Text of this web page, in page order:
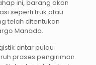
ini, barang akan
seperti truk atau
telah ditentukan
Manado.
antar pulau
proses pengiriman